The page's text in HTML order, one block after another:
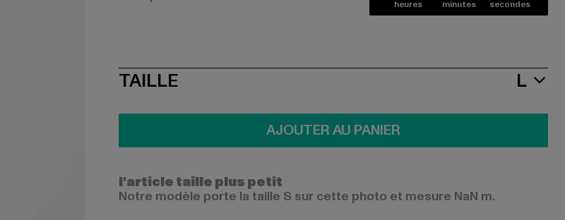
heures minutes secondes
SIZE
TAILLE L
AJOUTER AU PANIER
l'article taille plus petit
Notre modèle porte la taille S sur cette photo et mesure NaN m.